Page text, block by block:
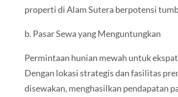
properti di Alam Sutera berpotensi
b. Pasar Sewa yang Menguntungkan
Permintaan hunian mewah untuk
Dengan lokasi strategis dan fasilitas
disewakan, menghasilkan pendapatan